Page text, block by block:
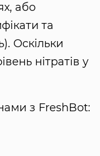
або
та
Оскільки
нітратів у
з FreshBot: